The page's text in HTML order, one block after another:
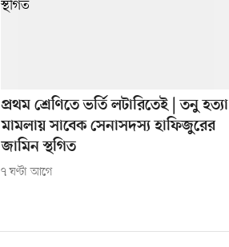
প্রথম শ্রেণিতে ভর্তি লটারিতেই | তনু হত্যা
মামলায় সাবেক সেনাসদস্য হাফিজুরের
জামিন স্থগিত
৭ ঘণ্টা আগে